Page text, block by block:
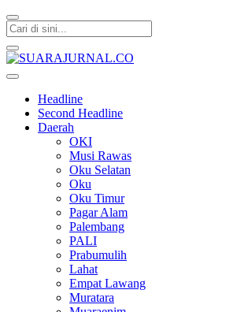
Headline
Second Headline
Daerah
OKI
Musi Rawas
Oku Selatan
Oku
Oku Timur
Pagar Alam
Palembang
PALI
Prabumulih
Lahat
Empat Lawang
Muratara